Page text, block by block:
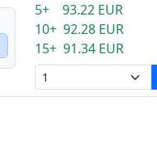
5+ 93.22 EUR
10+ 92.28 EUR
15+ 91.34 EUR